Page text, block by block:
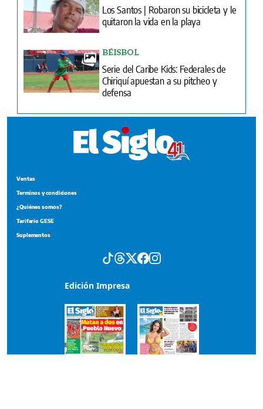
Los Santos | Robaron su bicicleta y le
quitaron la vida en la playa
BÉISBOL
Serie del Caribe Kids: Federales de
Chiriquí apuestan a su pitcheo y
defensa
Ventas
Terminos y condiciones
¿Quiénes somos?
Tarifario GESE
Suplementos
Edición Impresa